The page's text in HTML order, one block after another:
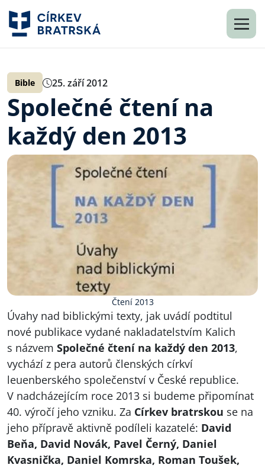
Bible 25. září 2012
Společné čtení na
každý den 2013
Čtení 2013
Úvahy nad biblickými texty, jak uvádí podtitul
nové publikace vydané nakladatelstvím Kalich
s názvem Společné čtení na každý den 2013,
vychází z pera autorů členských církví
leuenberského společenství v České republice.
V nadcházejícím roce 2013 si budeme připomínat
40. výročí jeho vzniku. Za Církev bratrskou se na
jeho přípravě aktivně podíleli kazatelé: David
Beňa, David Novák, Pavel Černý, Daniel
Kvasnička, Daniel Komrska, Roman Toušek,